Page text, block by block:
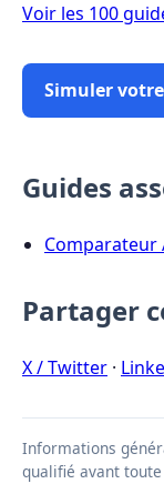
Voir les 100
Simuler
Guides
Comparateur
Partager
X / Twitter ·
Informations
qualifié avant